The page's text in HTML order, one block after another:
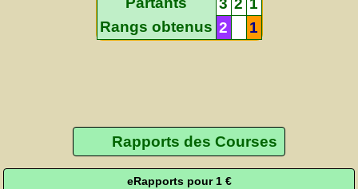
3 2 1
Rangs obtenus 2 1
Rapports des Courses
eRapports pour 1 €